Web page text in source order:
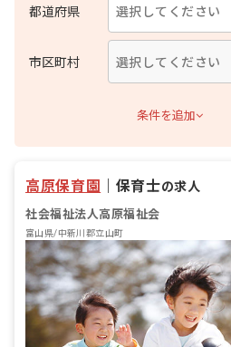
都道府県
市区町村
条件を追加
高原保育園 保育士の求人
社会福祉法人高原福祉会
富山県/中新川郡立山町